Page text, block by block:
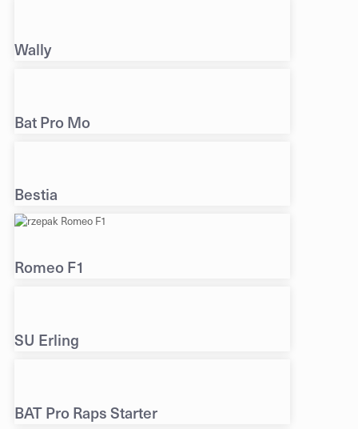
Wally
Bat Pro Mo
Bestia
Romeo F1
SU Erling
BAT Pro Raps Starter